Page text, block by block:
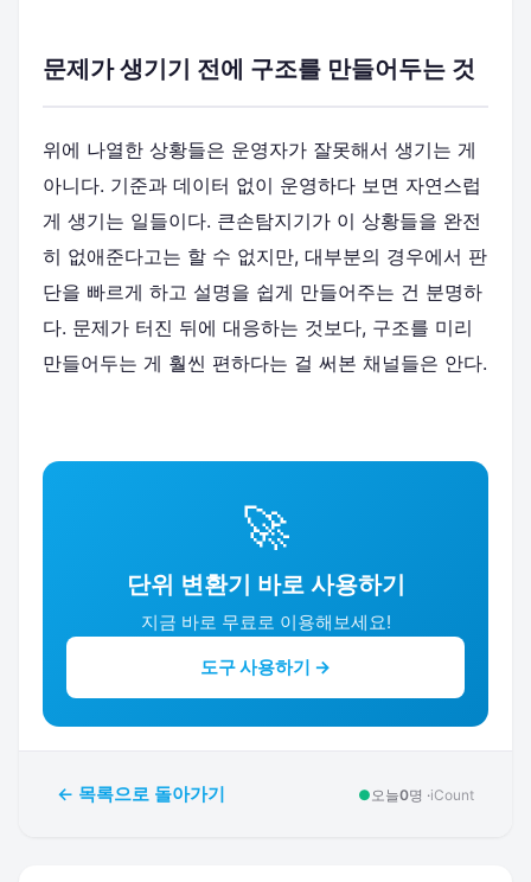
문제가 생기기 전에 구조를 만들어두는 것
위에 나열한 상황들은 운영자가 잘못해서 생기는 게
아니다. 기준과 데이터 없이 운영하다 보면 자연스럽
게 생기는 일들이다. 큰손탐지기가 이 상황들을 완전
히 없애준다고는 할 수 없지만, 대부분의 경우에서 판
단을 빠르게 하고 설명을 쉽게 만들어주는 건 분명하
다. 문제가 터진 뒤에 대응하는 것보다, 구조를 미리
만들어두는 게 훨씬 편하다는 걸 써본 채널들은 안다.
🚀
단위 변환기 바로 사용하기
지금 바로 무료로 이용해보세요!
도구 사용하기 →
← 목록으로 돌아가기 ● 오늘0명 ·iCount